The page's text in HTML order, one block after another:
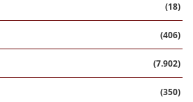
(18)
(406)
(7.902)
(350)